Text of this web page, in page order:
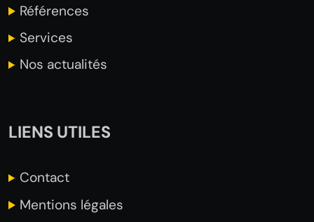
Références
Services
Nos actualités
LIENS UTILES
Contact
Mentions légales